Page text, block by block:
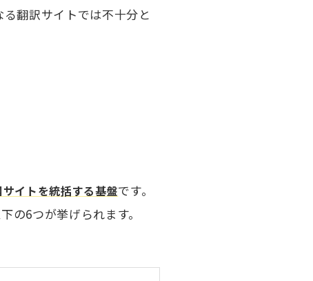
翻訳サイトでは不十分と
イトを統括する基盤です。
の6つが挙げられます。